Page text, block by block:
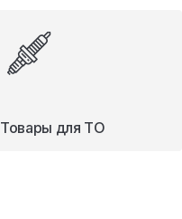
Товары для ТО